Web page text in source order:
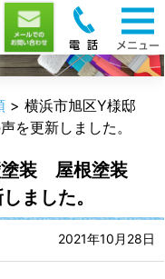
> 横浜市旭区Y様邸
更新しました。
塗装 屋根塗装
ました。
2021年10月28日